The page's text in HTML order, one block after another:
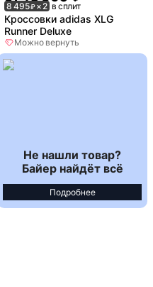
8 495₽× 2 в сплит
Кроссовки adidas XLG
Runner Deluxe
Можно вернуть
Не нашли товар?
Байер найдёт всё
Подробнее